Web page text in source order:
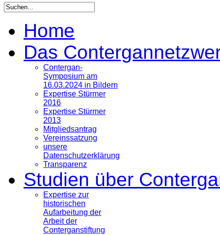
Home
Das
Contergan-
Symposium am
16.03.2024 in Bildern
Expertise Stürmer
2016
Expertise Stürmer
2013
Mitgliedsantrag
Vereinssatzung
unsere
Datenschutzerklärung
Transparenz
Studien über
Expertise zur
historischen
Aufarbeitung der
Arbeit der
Conterganstiftung